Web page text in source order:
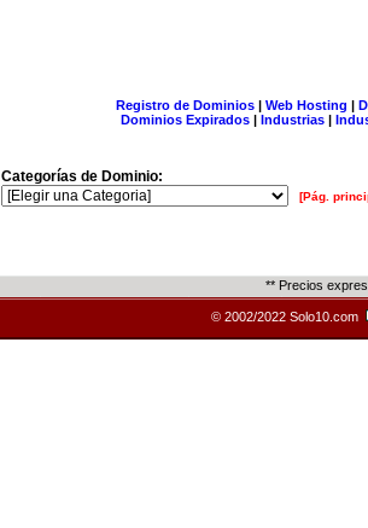
Registro de Dominios| Web Hosting |
Dominios Expirados | Industrias |
Categorías de Dominio:
[Pág.
** Precios
© 2002/2022 Solo10.com